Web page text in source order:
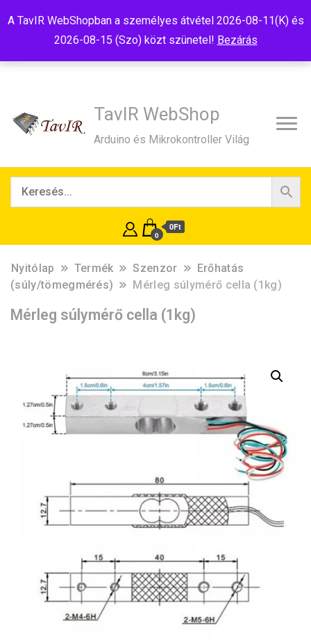
A TavIR WebShopban a személyes átvétel 2026-08-11(K) és
2026-08-15 (Szo) közt szünetel! Bezárás
TavIR WebShop
Arduino és Mikrokontroller Világ
0
0Ft
Nyitólap Termék Szenzor
Erőhatás
(súly/tömegmérés)
Mérleg súlymérő cella (1kg)
Mérleg súlymérő cella (1kg)